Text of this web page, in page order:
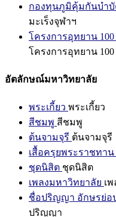
กองทุนภูมิคุ้มกันบำบั
มะเร็งจุฬาฯ
โครงการอุทยาน
โครงการอุทยาน
อัตลักษณ์มหาวิทยาลัย
พระเกี้ยว พระเกี้ยว
สีชมพู สีชมพู
ต้นจามจุรี ต้นจามจุรี
เสื้อครุยพระราชทาน
ชุดนิสิต ชุดนิสิต
เพลงมหาวิทยาลัย เ
ชื่อปริญญา อักษรย่
ปริญญา